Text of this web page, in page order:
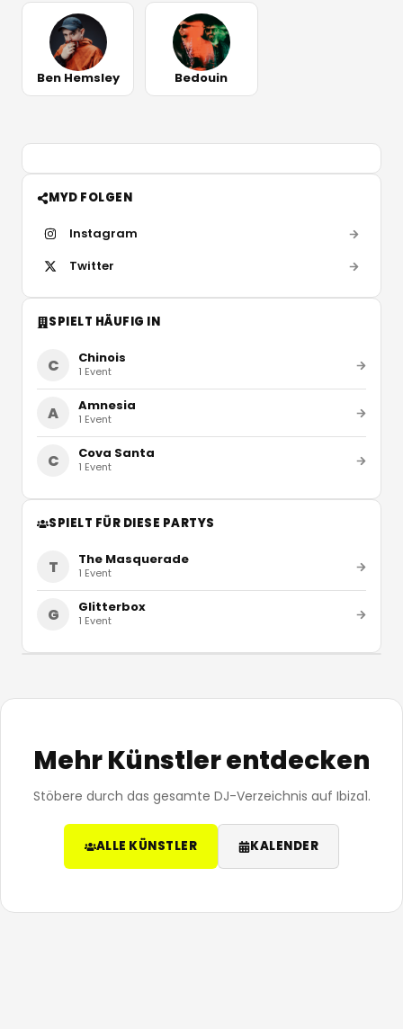
Ben Hemsley Bedouin
MYD FOLGEN
Instagram
Twitter
SPIELT HÄUFIG IN
C Chinois
1 Event
A Amnesia
1 Event
C Cova Santa
1 Event
SPIELT FÜR DIESE PARTYS
T The Masquerade
1 Event
G Glitterbox
1 Event
Mehr Künstler entdecken
Stöbere durch das gesamte DJ-Verzeichnis auf Ibiza1.
ALLE KÜNSTLER KALENDER